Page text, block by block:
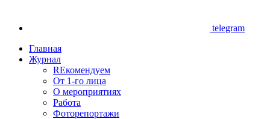
telegram
Главная
Журнал
REкомендуем
От 1-го лица
О мероприятиях
Работа
Фоторепортажи